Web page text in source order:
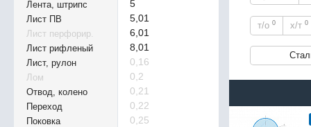
Лента, штрипс
Лист ПВ
Лист перфорир.
Лист рифленый
Лист, рулон
Лом
Отвод, колено
Переход
Поковка
5
5,01
6,01
8,01
0,16
0,2
0,21
0,22
0,25
т/о 0 х/т 0